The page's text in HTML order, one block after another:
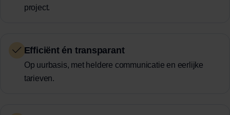
project.
Efficiënt én transparant
Op uurbasis, met heldere communicatie en eerlijke
tarieven.